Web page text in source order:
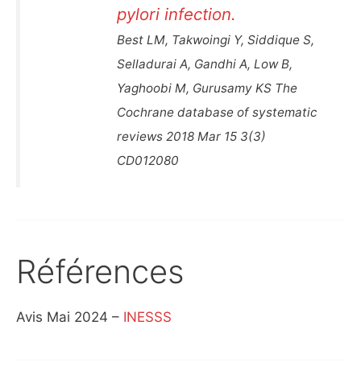
pylori infection.
Best LM, Takwoingi Y, Siddique S,
Selladurai A, Gandhi A, Low B,
Yaghoobi M, Gurusamy KS The
Cochrane database of systematic
reviews 2018 Mar 15 3(3)
CD012080
Références
Avis Mai 2024 – INESSS